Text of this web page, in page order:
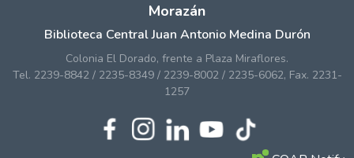
Morazán
Biblioteca Central Juan Antonio Medina Durón
Colonia El Dorado, frente a Plaza Miraflores.
Tel. 2239-8842 / 2235-8349 / 2239-8002 / 2235-6062, Fax. 2231-
1257